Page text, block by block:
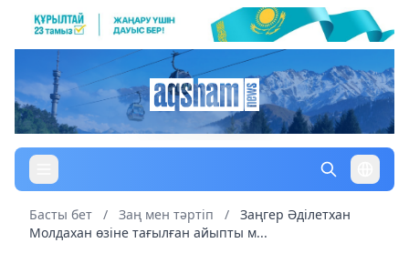
Басты бет / Заң мен тəртіп /
Заңгер Әділетхан
Молдахан өзіне тағылған айыпты м...